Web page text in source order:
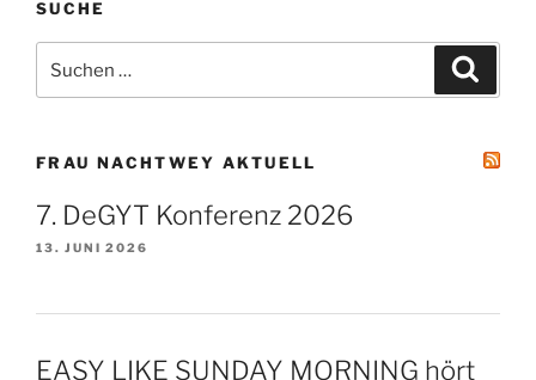
SUCHE
nach:
FRAU NACHTWEY AKTUELL
7. DeGYT Konferenz 2026
13. JUNI 2026
EASY LIKE SUNDAY MORNING hört